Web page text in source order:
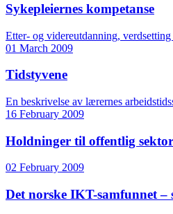
Sykepleiernes kompetanse
Etter- og videreutdanning,
01 March 2009
Tidstyvene
En beskrivelse av lærernes
16 February 2009
Holdninger til offentlig sektor
02 February 2009
Det norske IKT-samfunnet –